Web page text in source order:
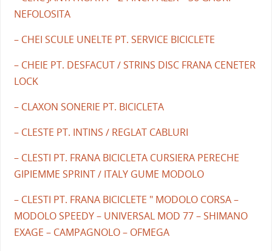
NEFOLOSITA
– CHEI SCULE UNELTE PT. SERVICE BICICLETE
– CHEIE PT. DESFACUT / STRINS DISC FRANA CENETER
LOCK
– CLAXON SONERIE PT. BICICLETA
– CLESTE PT. INTINS / REGLAT CABLURI
– CLESTI PT. FRANA BICICLETA CURSIERA PERECHE
GIPIEMME SPRINT / ITALY GUME MODOLO
– CLESTI PT. FRANA BICICLETE " MODOLO CORSA –
MODOLO SPEEDY – UNIVERSAL MOD 77 – SHIMANO
EXAGE – CAMPAGNOLO – OFMEGA